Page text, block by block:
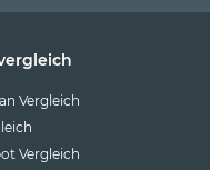
Vergleich
Vergleich